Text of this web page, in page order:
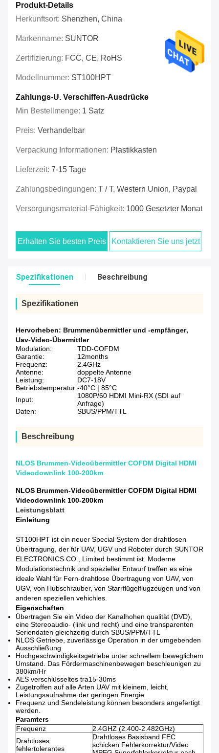
Produkt-Details
Herkunftsort: Shenzhen, China
Markenname: SUNTOR
Zertifizierung: FCC, CE, RoHS
Modellnummer: ST100HPT
Zahlungs-U. Verschiffen-Ausdrücke
Min Bestellmenge: 1 Satz
Preis: Verhandelbar
Verpackung Informationen: Plastikkasten
Lieferzeit: 7-15 Tage
Zahlungsbedingungen: T / T, Western Union, Paypal
Versorgungsmaterial-Fähigkeit: 1000 Gesetzter Monat
Erhalten Sie besten Preis Kontaktieren Sie uns jetzt
Spezifikationen Beschreibung
Spezifikationen
Hervorheben: Brummenübermittler und -empfänger,
Uav-Video-Übermittler
Modulation:
TDD-COFDM
Garantie:
12months
Frequenz:
2.4GHz
Antenne:
doppelte Antenne
Leistung:
DC7-18V
Betriebstemperatur:-40°C | 85°C
Input:
1080P/60 HDMI Mini-RX (SDI auf
Anfrage)
Daten:
SBUS/PPM/TTL
Beschreibung
NLOS Brummen-Videoübermittler COFDM Digital HDMI
Videodownlink 100-200km
NLOS Brummen-Videoübermittler COFDM Digital HDMI
Videodownlink 100-200km
Leistungsblatt
Einleitung
ST100HPT ist ein neuer Special System der drahtlosen
Übertragung, der für UAV, UGV und Roboter durch SUNTOR
ELECTRONICS CO., Limited bestimmt ist. Moderne
Modulationstechnik und spezieller Entwurf treffen es eine
ideale Wahl für Fern-drahtlose Übertragung von UAV, von
UGV, von Hubschrauber, von Starrflügelflugzeugen und von
anderen speziellen vehichles.
Eigenschaften
Übertragen Sie ein Video der Kanalhohen qualität (DVD),
eine Stereoaudio- (link und recht) und eine transparenten
Seriendaten gleichzeitig durch SBUS/PPM/TTL
NLOS Getriebe, zuverlässige Operation in der umgebenden
Ausschließung
Hochgeschwindigkeitsgetriebe unter schnellem beweglichem
Umstand. Das Fördermaschinenbewegen beschleunigen zu
380km/Hr
AES verschlüsseltes tra15-30ms
Zugetroffen auf alle Arten UAV mit kleinem, leicht,
Leistungsaufnahme der geringen Energie
Frequenz und Sendeleistung können besonders angefertigt
werden.
Paramters
Frequenz
2.4GHZ (2.400-2.482GHz)
Drahtloses
fehlertolerantes
Drahtloses Basisband FEC
schicken Fehlerkorrektur/Video